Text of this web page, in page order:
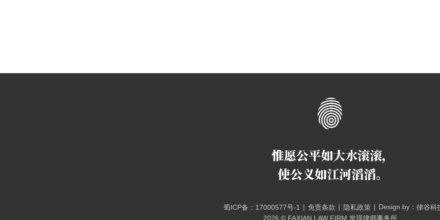
蜀ICP备：17000577号-1 | 免责条款 | 隐私政策 | Design by： 律谷科
2026 © FAXIAN LAW FIRM 发现律师事务所